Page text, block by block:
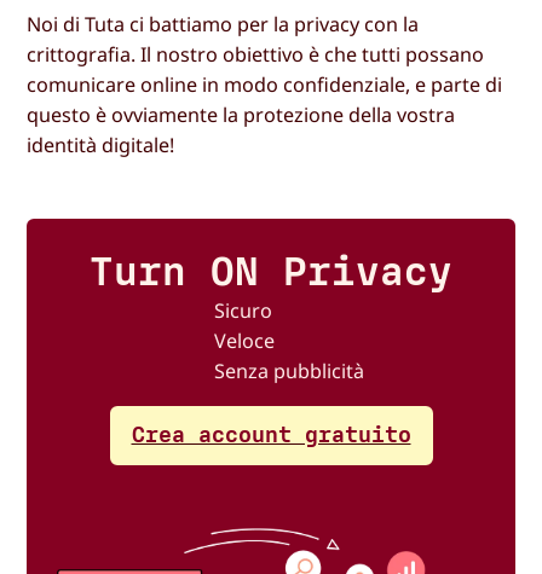
Noi di Tuta ci battiamo per la privacy con la
crittografia. Il nostro obiettivo è che tutti possano
comunicare online in modo confidenziale, e parte di
questo è ovviamente la protezione della vostra
identità digitale!
Turn ON Privacy
Sicuro
Veloce
Senza pubblicità
Crea account gratuito